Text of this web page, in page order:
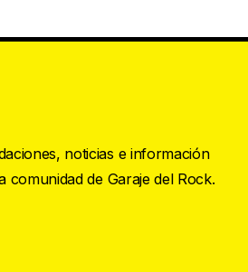
noticias e información
de Garaje del Rock.